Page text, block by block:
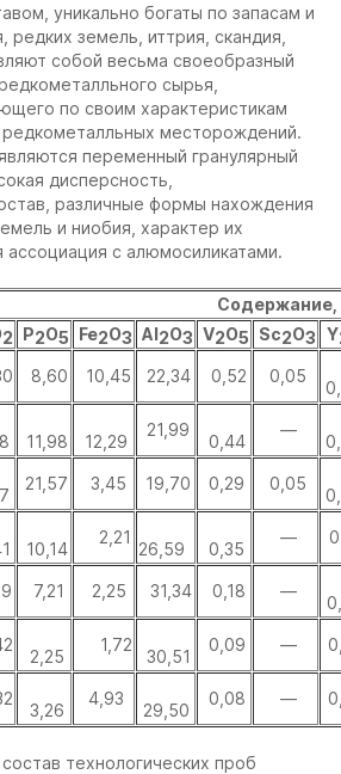
уникально богаты по запасам и
земель, иттрия, скандия,
собой весьма своеобразный
сырья,
по своим характеристикам
редкометалльных месторождений.
переменный гранулярный
дисперсность,
различные формы нахождения
и ниобия, характер их
ассоциация с алюмосиликатами.
2 P2O5 Fe2O3 Al2O3 V2O5 Sc2O3 Y
8,60 10,45 22,34 0,52 0,05
11,98 12,29
21,99
0,44
—
21,57 3,45 19,70 0,29 0,05
10,14
2,21
26,59 0,35
—
7,21 2,25 31,34 0,18 —
2,25
1,72
30,51
0,09 —
3,26
4,93
29,50
0,08 —
технологических проб